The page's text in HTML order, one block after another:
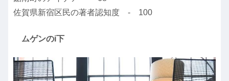
佐賀県新宿区民の著者認知度 - 100
ムゲンのi下